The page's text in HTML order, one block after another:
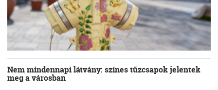
Nem mindennapi látvány: színes tűzcsapok jelentek
meg a városban